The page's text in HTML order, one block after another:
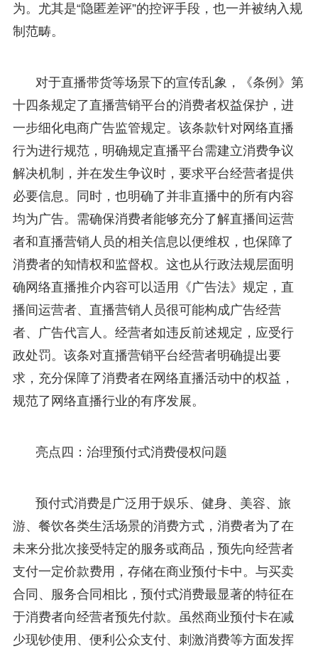
为。尤其是“隐匿差评”的控评手段，也一并被纳入规
制范畴。
对于直播带货等场景下的宣传乱象，《条例》第
十四条规定了直播营销平台的消费者权益保护，进
一步细化电商广告监管规定。该条款针对网络直播
行为进行规范，明确规定直播平台需建立消费争议
解决机制，并在发生争议时，要求平台经营者提供
必要信息。同时，也明确了并非直播中的所有内容
均为广告。需确保消费者能够充分了解直播间运营
者和直播营销人员的相关信息以便维权，也保障了
消费者的知情权和监督权。这也从行政法规层面明
确网络直播推介内容可以适用《广告法》规定，直
播间运营者、直播营销人员很可能构成广告经营
者、广告代言人。经营者如违反前述规定，应受行
政处罚。该条对直播营销平台经营者明确提出要
求，充分保障了消费者在网络直播活动中的权益，
规范了网络直播行业的有序发展。
亮点四：治理预付式消费侵权问题
预付式消费是广泛用于娱乐、健身、美容、旅
游、餐饮各类生活场景的消费方式，消费者为了在
未来分批次接受特定的服务或商品，预先向经营者
支付一定价款费用，存储在商业预付卡中。与买卖
合同、服务合同相比，预付式消费最显著的特征在
于消费者向经营者预先付款。虽然商业预付卡在减
少现钞使用、便利公众支付、刺激消费等方面发挥